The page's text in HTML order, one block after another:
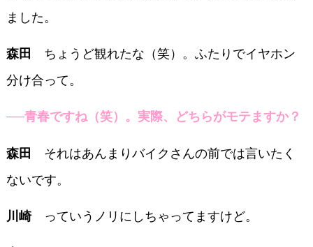
ました。
森田 ちょうど観れたな（笑）。ふたりでイヤホン
分け合って。
──青春ですね（笑）。実際、どちらがモテますか？
森田 それはあんまりバイクさんの前では言いたく
ないです。
川崎っていうノリにしちゃってますけど。